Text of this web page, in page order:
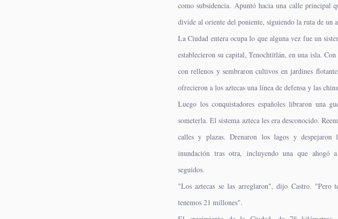
como subsidencia. Apuntó hacia una calle principal
divide al oriente del poniente, siguiendo la ruta de un
La Ciudad entera ocupa lo que alguna vez fue un
establecieron su capital, Tenochtitlán, en una isla.
con rellenos y sembraron cultivos en jardines
ofrecieron a los aztecas una línea de defensa y las
Luego los conquistadores españoles libraron una
someterla. El sistema azteca les era desconocido.
calles y plazas. Drenaron los lagos y
inundación tras otra, incluyendo una que ahogó
seguidos.
"Los aztecas se las arreglaron", dijo Castro. "Pero
tenemos 21 millones".